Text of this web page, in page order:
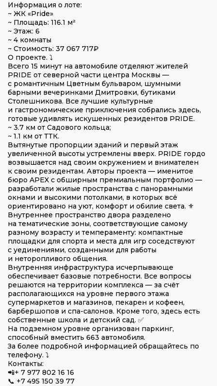
Информация о лоте:
~ ЖК «Pride»
~ Площадь: 116.1 м²
~ Этаж: 6
~ 4 комнаты
~ Стоимость: 37 067 717₽
О проекте. ⤵️
Всего 15 минут на автомобиле отделяют жителей
PRIDE от северной части центра Москвы —
с романтичным Цветным буль­варом, шумными
барными вечеринками Дмитровки, бутиками
Столешникова. Все лучшие культурные
и гастрономические приключения собрались здесь,
готовые удивлять искушенных резидентов PRIDE.
~ 3.7 км от Садового кольца;
~ 1.1 км от ТТК.
Вытянутые пропорции зданий и первый этаж
увеличенной высоты устремлены вверх. PRIDE гордо
возвышается над своим окружением и внимателен
к своим резидентам. Авторы проекта — именитое
бюро APEX с обширным премиальным портфолио —
разработали жилые простран­ства с панорамными
окнами и высокими потолками, в которых всё
ориентировано на уют, комфорт и обилие света. ⚜️
Внутреннее пространство двора разделено
на тематические зоны, соответствующие самому
разному возрасту и темпераменту: компактные
площадки для спорта и места для игр соседствуют
с уединениями, созданными для работы
и неторопливого общения.
Внутренняя инфраструктура исчерпыва­юще
обеспечивает базовые потребности. Все вопросы
решаются на территории комплекса — за счёт
располагающихся на уровне первого этажа
супермаркетов и магазинов, пекарен и кофеен,
барбершо­пов и спа-салонов. Кроме того, здесь есть
собственные школа и детский сад. ✅
На подземном уровне организован паркинг,
способный вместить 663 автомобиля.
За более подробной информацией обращайтесь по
телефону. ⤵️
Контакты:
📲+ 7 977 802 16 16
📞 +7 495 150 39 77